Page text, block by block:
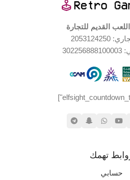
تم تنظيف الألكترونيات الداخلية
,
,
تمت ازالة الاصفرار
منصات اللعب المدعومة
نينتيندو ٦٤
القديم للتجارة
تهمك
حسابي